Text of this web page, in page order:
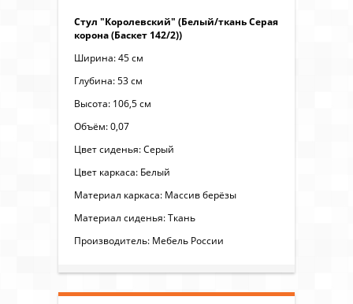
Стул "Королевский" (Белый/ткань Серая
корона (Баскет 142/2))
Ширина: 45 см
Глубина: 53 см
Высота: 106,5 см
Объём: 0,07
Цвет сиденья: Серый
Цвет каркаса: Белый
Материал каркаса: Массив берёзы
Материал сиденья: Ткань
Производитель: Мебель России